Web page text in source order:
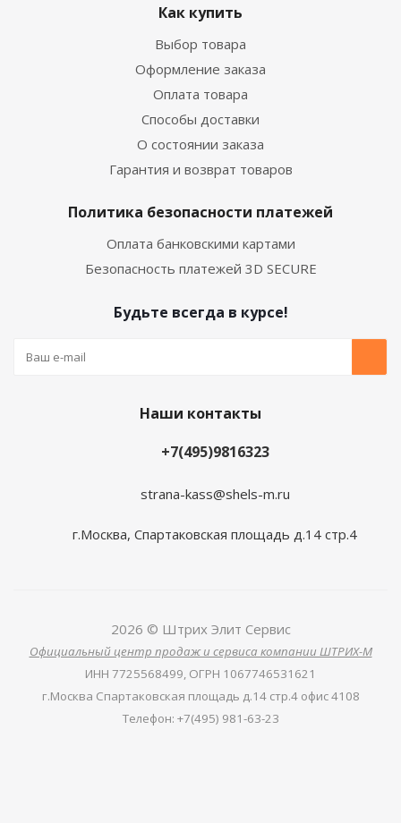
Как купить
Выбор товара
Оформление заказа
Оплата товара
Способы доставки
О состоянии заказа
Гарантия и возврат товаров
Политика безопасности платежей
Оплата банковскими картами
Безопасность платежей 3D SECURE
Будьте всегда в курсе!
Наши контакты
+7(495)9816323
strana-kass@shels-m.ru
г.Москва, Спартаковская площадь д.14 стр.4
2026 © Штрих Элит Сервис
Официальный центр продаж и сервиса компании ШТРИХ-М
ИНН 7725568499, ОГРН 1067746531621
г.Москва Спартаковская площадь д.14 стр.4 офис 4108
Телефон: +7(495) 981-63-23